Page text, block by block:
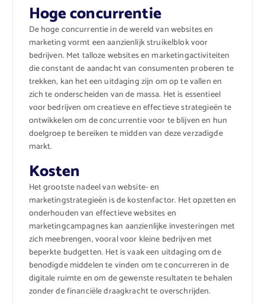
Hoge concurrentie
De hoge concurrentie in de wereld van websites en
marketing vormt een aanzienlijk struikelblok voor
bedrijven. Met talloze websites en marketingactiviteiten
die constant de aandacht van consumenten proberen te
trekken, kan het een uitdaging zijn om op te vallen en
zich te onderscheiden van de massa. Het is essentieel
voor bedrijven om creatieve en effectieve strategieën te
ontwikkelen om de concurrentie voor te blijven en hun
doelgroep te bereiken te midden van deze verzadigde
markt.
Kosten
Het grootste nadeel van website- en
marketingstrategieën is de kostenfactor. Het opzetten en
onderhouden van effectieve websites en
marketingcampagnes kan aanzienlijke investeringen met
zich meebrengen, vooral voor kleine bedrijven met
beperkte budgetten. Het is vaak een uitdaging om de
benodigde middelen te vinden om te concurreren in de
digitale ruimte en om de gewenste resultaten te behalen
zonder de financiële draagkracht te overschrijden.